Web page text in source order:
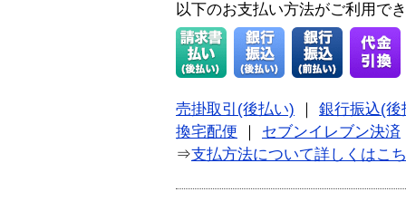
以下のお支払い方法がご利用で
売掛取引(後払い)
銀行振込(後
換宅配便
セブンイレブン決済
⇒支払方法について詳しくはこ